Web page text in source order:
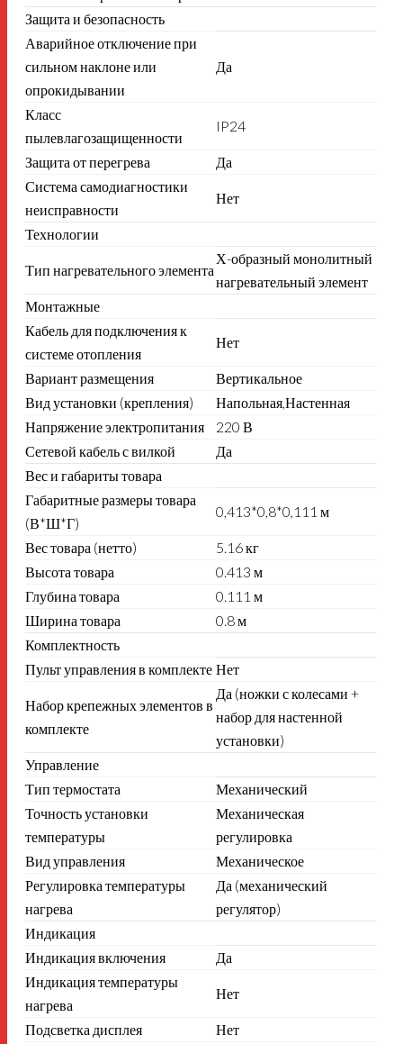
Защита и безопасность
Аварийное отключение при
сильном наклоне или
опрокидывании
Да
Класс
пылевлагозащищенности
IP24
Защита от перегрева
Да
Система самодиагностики
неисправности
Нет
Технологии
Тип нагревательного элемента
Х-образный монолитный
нагревательный элемент
Монтажные
Кабель для подключения к
системе отопления
Нет
Вариант размещения
Вертикальное
Вид установки (крепления)
Напольная,Настенная
Напряжение электропитания
220 В
Сетевой кабель с вилкой
Да
Вес и габариты товара
Габаритные размеры товара
(В*Ш*Г)
0,413*0,8*0,111 м
Вес товара (нетто)
5.16 кг
Высота товара
0.413 м
Глубина товара
0.111 м
Ширина товара
0.8 м
Комплектность
Пульт управления в комплекте Нет
Набор крепежных элементов в
комплекте
Да (ножки с колесами +
набор для настенной
установки)
Управление
Тип термостата
Механический
Точность установки
температуры
Механическая
регулировка
Вид управления
Механическое
Регулировка температуры
нагрева
Да (механический
регулятор)
Индикация
Индикация включения
Да
Индикация температуры
нагрева
Нет
Подсветка дисплея
Нет